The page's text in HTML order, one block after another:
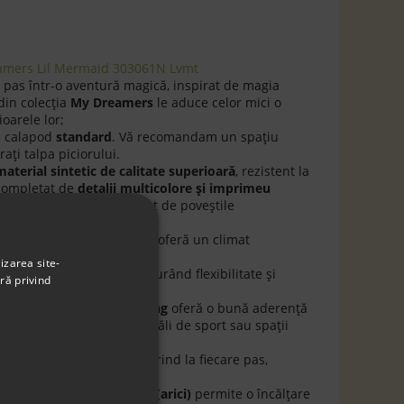
Lil Mermaid 303061N Lvmt
într-o aventură magică, inspirat de magia
colecția My Dreamers le aduce celor mici o
lor;
standard. Vă recomandam un spaţiu
talpa piciorului.
sintetic de calitate superioară, rezistent la
de detalii multicolore și imprimeu
look fermecător, inspirat de poveștile
, care oferă un climat
respirabil și moale, asigurând flexibilitate și
de purtare;
și non-marking oferă o bună aderență
urme, ideală pentru săli de sport sau spații
care se aprind la fiecare pas,
elastic și baretă cu scai (arici) permite o încălțare
site-
privind